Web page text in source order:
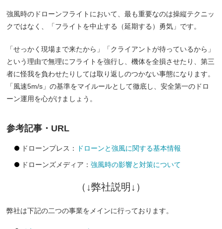
強風時のドローンフライトにおいて、最も重要なのは操縦テクニッ
クではなく、「フライトを中止する（延期する）勇気」です。
「せっかく現場まで来たから」「クライアントが待っているから」
という理由で無理にフライトを強行し、機体を全損させたり、第三
者に怪我を負わせたりしては取り返しのつかない事態になります。
「風速5m/s」の基準をマイルールとして徹底し、安全第一のドロ
ーン運用を心がけましょう。
参考記事・URL
ドローンプレス： ドローンと強風に関する基本情報
ドローンズメディア：強風時の影響と対策について
（↓弊社説明↓）
弊社は下記の二つの事業をメインに行っております。